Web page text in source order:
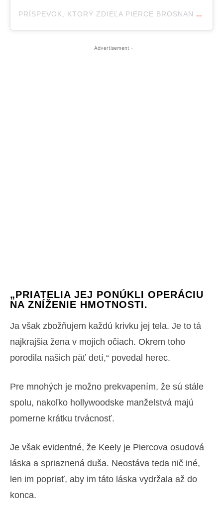
PRÍSPEVOK, KTORÝ ZDIEĽA PIERCE BROSNAN (@PIERCEBROSNANOFFICIAL)
- Advertisement -
„PRIATELIA JEJ PONÚKLI OPERÁCIU
NA ZNÍŽENIE HMOTNOSTI.
Ja však zbožňujem každú krivku jej tela. Je to tá
najkrajšia žena v mojich očiach. Okrem toho
porodila našich päť detí,“ povedal herec.
Pre mnohých je možno prekvapením, že sú stále
spolu, nakoľko hollywoodske manželstvá majú
pomerne krátku trvácnosť.
Je však evidentné, že Keely je Piercova osudová
láska a spriaznená duša. Neostáva teda nič iné,
len im popriať, aby im táto láska vydržala až do
konca.